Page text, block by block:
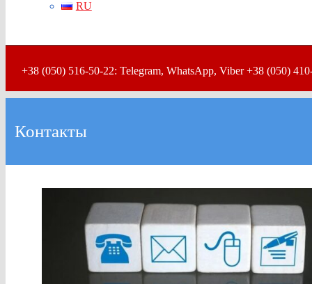
RU
+38 (050) 516-50-22: Telegram, WhatsApp, Viber +38 (050)
Контакты